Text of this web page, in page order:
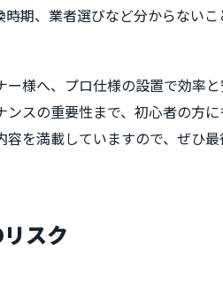
期、業者選びなど分からない
様へ、プロ仕様の設置で効率
スの重要性まで、初心者の方
を満載していますので、ぜひ最
スク